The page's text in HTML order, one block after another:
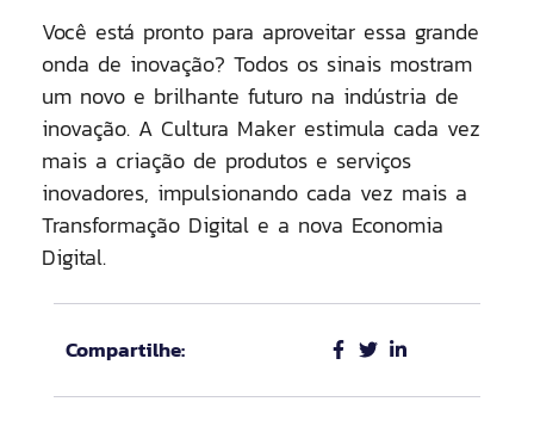
Você está pronto para aproveitar essa grande
onda de inovação? Todos os sinais mostram
um novo e brilhante futuro na indústria de
inovação. A Cultura Maker estimula cada vez
mais a criação de produtos e serviços
inovadores, impulsionando cada vez mais a
Transformação Digital e a nova Economia
Digital.
Compartilhe: